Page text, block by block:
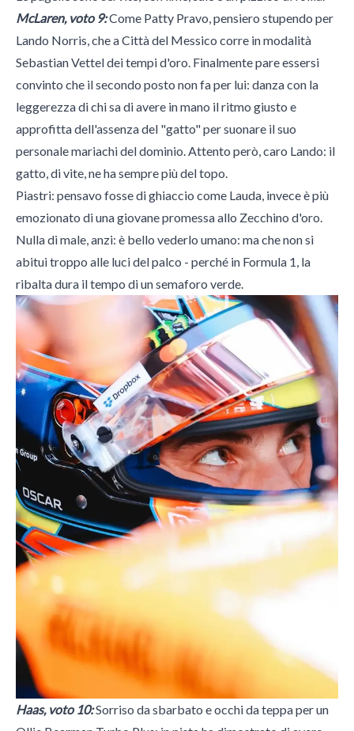
McLaren, voto 9:Come Patty Pravo, pensiero stupendo per
Lando Norris, che a Città del Messico corre in modalità
Sebastian Vettel dei tempi d'oro. Finalmente pare essersi
convinto che il secondo posto non fa per lui: danza con la
leggerezza di chi sa di avere in mano il ritmo giusto e
approfitta dell'assenza del "gatto" per suonare il suo
personale mariachi del dominio. Attento però, caro Lando: il
gatto, di vite, ne ha sempre più del topo.
Piastri: pensavo fosse di ghiaccio come Lauda, invece è più
emozionato di una giovane promessa allo Zecchino d'oro.
Nulla di male, anzi: è bello vederlo umano: ma che non si
abitui troppo alle luci del palco - perché in Formula 1, la
ribalta dura il tempo di un semaforo verde.
Haas, voto 10:Sorriso da sbarbato e occhi da teppa per un